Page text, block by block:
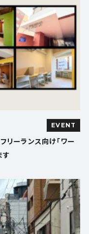
EVENT
リーランス向け「ワー
す